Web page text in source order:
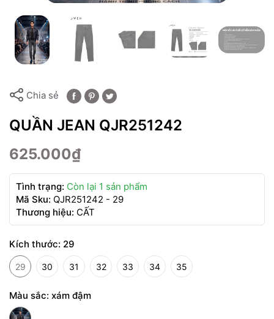
Chia sẻ
QUẦN JEAN QJR251242
625.000₫
Tình trạng: Còn lại 1 sản phẩm
Mã Sku: QJR251242 - 29
Thương hiệu: CẤT
Kích thước: 29
29 30 31 32 33 34 35
Màu sắc: xám đậm